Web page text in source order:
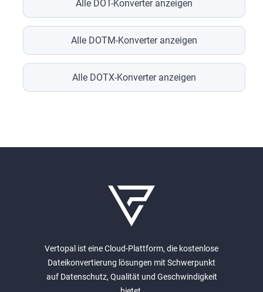
Alle DOT-Konverter anzeigen
Alle DOTM-Konverter anzeigen
Alle DOTX-Konverter anzeigen
Vertopal ist eine Cloud-Plattform, die kostenlose
Dateikonvertierung lösungen mit Schwerpunkt
auf Datenschutz, Qualität und Geschwindigkeit